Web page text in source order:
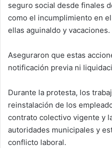
seguro social desde finales
como el incumplimiento en
ellas aguinaldo y vacaciones.
Aseguraron que estas
notificación previa ni
Durante la protesta, los
reinstalación de los
contrato colectivo vigente y
autoridades municipales y
conflicto laboral.